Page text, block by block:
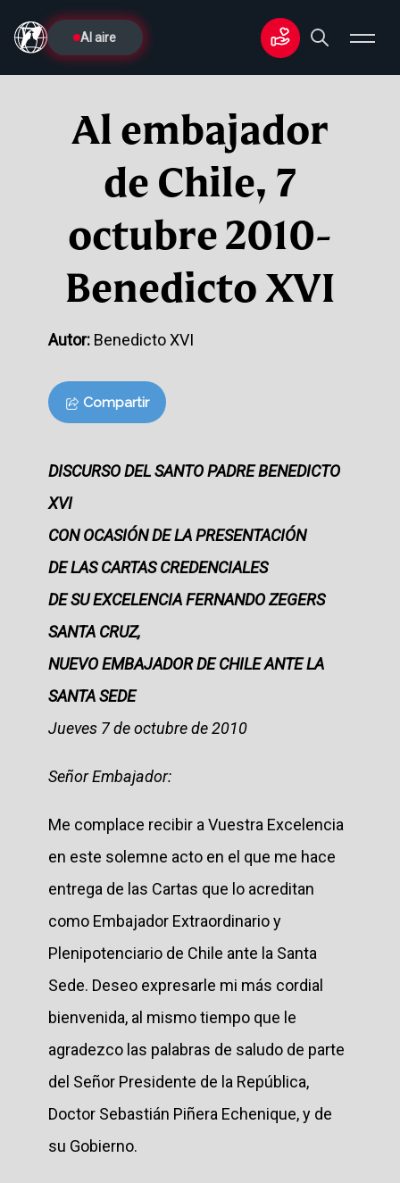
Al aire
Al embajador
de Chile, 7
octubre 2010-
Benedicto XVI
Autor: Benedicto XVI
Compartir
DISCURSO DEL SANTO PADRE BENEDICTO
XVI
CON OCASIÓN DE LA PRESENTACIÓN
DE LAS CARTAS CREDENCIALES
DE SU EXCELENCIA FERNANDO ZEGERS
SANTA CRUZ,
NUEVO EMBAJADOR DE CHILE ANTE LA
SANTA SEDE
Jueves 7 de octubre de 2010
Señor Embajador:
Me complace recibir a Vuestra Excelencia
en este solemne acto en el que me hace
entrega de las Cartas que lo acreditan
como Embajador Extraordinario y
Plenipotenciario de Chile ante la Santa
Sede. Deseo expresarle mi más cordial
bienvenida, al mismo tiempo que le
agradezco las palabras de saludo de parte
del Señor Presidente de la República,
Doctor Sebastián Piñera Echenique, y de
su Gobierno.